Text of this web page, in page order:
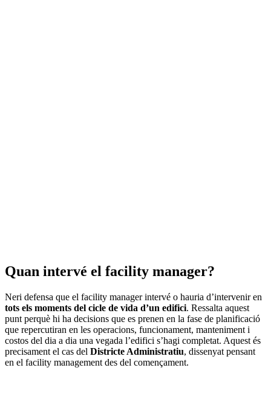
Quan intervé el facility manager?
Neri defensa que el facility manager intervé o hauria d’intervenir en
tots els moments del cicle de vida d’un edifici. Ressalta aquest
punt perquè hi ha decisions que es prenen en la fase de planificació
que repercutiran en les operacions, funcionament, manteniment i
costos del dia a dia una vegada l’edifici s’hagi completat. Aquest és
precisament el cas del Districte Administratiu, dissenyat pensant
en el facility management des del començament.